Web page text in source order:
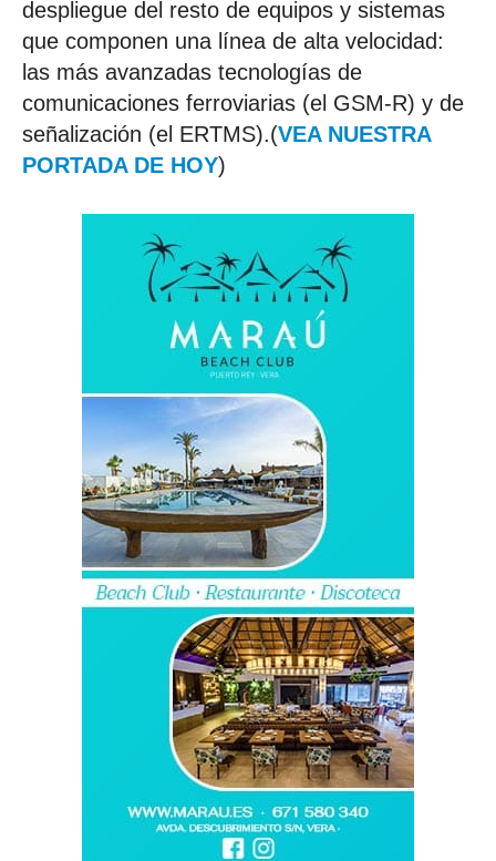
despliegue del resto de equipos y sistemas
que componen una línea de alta velocidad:
las más avanzadas tecnologías de
comunicaciones ferroviarias (el GSM-R) y de
señalización (el ERTMS).(VEA NUESTRA
PORTADA DE HOY)